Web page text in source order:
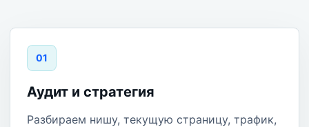
01
Аудит и стратегия
Разбираем нишу, текущую страницу, трафик,